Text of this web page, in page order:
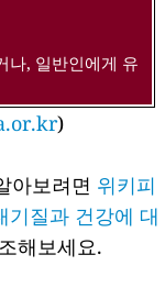
나, 일반인에게 유
)
아보려면 위키피
기질과 건강에 대
해보세요.